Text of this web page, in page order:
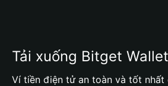
Tải xuống Bitget
Ví tiền điện tử an toàn và tốt